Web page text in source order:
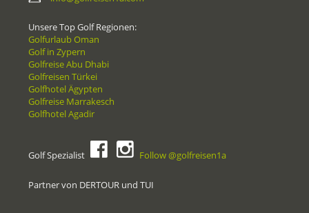
Unsere Top Golf Regionen:
Golfurlaub Oman
Golf in Zypern
Golfreise Abu Dhabi
Golfreisen Türkei
Golfhotel Ägypten
Golfreise Marrakesch
Golfhotel Agadir
Golf Spezialist Follow @golfreisen1a
Partner von DERTOUR und TUI